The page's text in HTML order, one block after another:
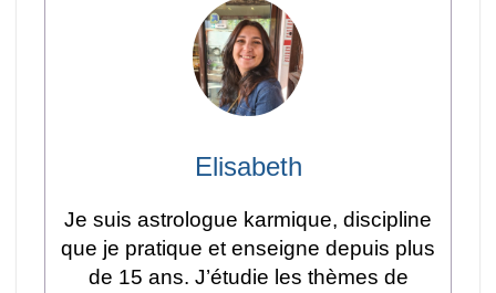
Elisabeth
Je suis astrologue karmique, discipline
que je pratique et enseigne depuis plus
de 15 ans. J’étudie les thèmes de